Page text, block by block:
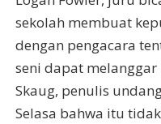
sekolah membuat
dengan pengacara
seni dapat melanggar
Skaug, penulis
Selasa bahwa itu